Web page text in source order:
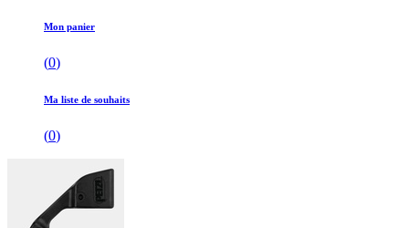
Mon panier
(0)
Ma liste de souhaits
(0)